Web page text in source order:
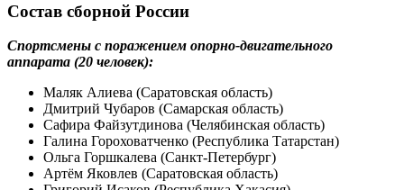
Состав сборной России
Спортсмены с поражением опорно-двигательного
аппарата (20 человек):
Маляк Алиева (Саратовская область)
Дмитрий Чубаров (Самарская область)
Сафира Файзутдинова (Челябинская область)
Галина Гороховатченко (Республика Татарстан)
Ольга Горшкалева (Санкт-Петербург)
Артём Яковлев (Саратовская область)